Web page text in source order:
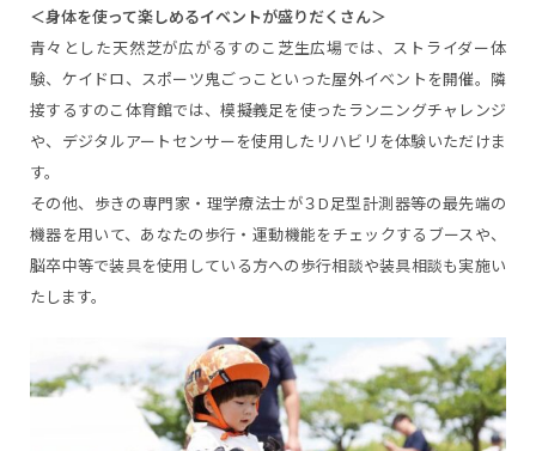
＜身体を使って楽しめるイベントが盛りだくさん＞
青々とした天然芝が広がるすのこ芝生広場では、ストライダー体
験、ケイドロ、スポーツ鬼ごっこといった屋外イベントを開催。隣
接するすのこ体育館では、模擬義足を使ったランニングチャレンジ
や、デジタルアートセンサーを使用したリハビリを体験いただけま
す。
その他、歩きの専門家・理学療法士が３D足型計測器等の最先端の
機器を用いて、あなたの歩行・運動機能をチェックするブースや、
脳卒中等で装具を使用している方への歩行相談や装具相談も実施い
たします。